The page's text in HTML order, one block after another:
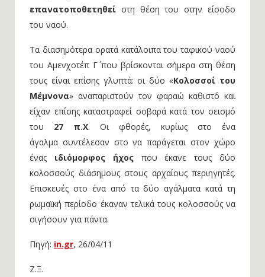
επανατοποθετηθεί στη θέση του στην είσοδο
του ναού.
Τα διασημότερα ορατά κατάλοιπα του ταφικού ναού
του Αμενχοτέπ Γ΄ που βρίσκονται σήμερα στη θέση
τους είναι επίσης γλυπτά: οι δύο «Κολοσσοί του
Μέμνονα» αναπαριστούν τον φαραώ καθιστό και
είχαν επίσης καταστραφεί σοβαρά κατά τον σεισμό
του 27 π.Χ. Οι φθορές, κυρίως στο ένα
άγαλμα συντέλεσαν στο να παράγεται στον χώρο
ένας ιδιόμορφος ήχοςπου έκανε τους δύο
κολοσσούς διάσημους στους αρχαίους περιηγητές.
Επισκευές στο ένα από τα δύο αγάλματα κατά τη
ρωμαϊκή περίοδο έκαναν τελικά τους κολοσσούς να
σιγήσουν για πάντα.
Πηγή: in.gr, 26/04/11
Ζ.Ξ.